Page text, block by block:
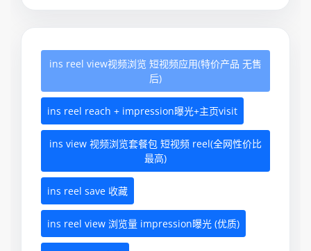
ins reel view视频浏览 短视频应用(特价产品 无售
后)
ins reel reach + impression曝光+主页visit
ins view 视频浏览套餐包 短视频 reel(全网性价比
最高)
ins reel save 收藏
ins reel view 浏览量 impression曝光 (优质)